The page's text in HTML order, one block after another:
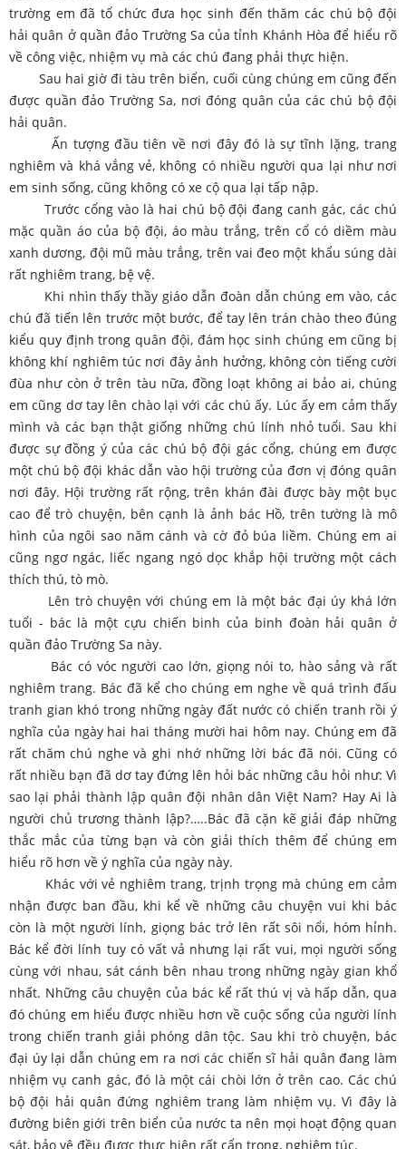
trường em đã tổ chức đưa học sinh đến thăm các chú bộ đội
hải quân ở quần đảo Trường Sa của tỉnh Khánh Hòa để hiểu rõ
về công việc, nhiệm vụ mà các chú đang phải thực hiện.
Sau hai giờ đi tàu trên biển, cuối cùng chúng em cũng đến
được quần đảo Trường Sa, nơi đóng quân của các chú bộ đội
hải quân.
Ấn tượng đầu tiên về nơi đây đó là sự tĩnh lặng, trang
nghiêm và khá vắng vẻ, không có nhiều người qua lại như nơi
em sinh sống, cũng không có xe cộ qua lại tấp nập.
Trước cổng vào là hai chú bộ đội đang canh gác, các chú
mặc quần áo của bộ đội, áo màu trắng, trên cổ có diềm màu
xanh dương, đội mũ màu trắng, trên vai đeo một khẩu súng dài
rất nghiêm trang, bệ vệ.
Khi nhìn thấy thầy giáo dẫn đoàn dẫn chúng em vào, các
chú đã tiến lên trước một bước, để tay lên trán chào theo đúng
kiểu quy định trong quân đội, đám học sinh chúng em cũng bị
không khí nghiêm túc nơi đây ảnh hưởng, không còn tiếng cười
đùa như còn ở trên tàu nữa, đồng loạt không ai bảo ai, chúng
em cũng dơ tay lên chào lại với các chú ấy. Lúc ấy em cảm thấy
mình và các bạn thật giống những chú lính nhỏ tuổi. Sau khi
được sự đồng ý của các chú bộ đội gác cổng, chúng em được
một chú bộ đội khác dẫn vào hội trường của đơn vị đóng quân
nơi đây. Hội trường rất rộng, trên khán đài được bày một bục
cao để trò chuyện, bên cạnh là ảnh bác Hồ, trên tường là mô
hình của ngôi sao năm cánh và cờ đỏ búa liềm. Chúng em ai
cũng ngơ ngác, liếc ngang ngó dọc khắp hội trường một cách
thích thú, tò mò.
Lên trò chuyện với chúng em là một bác đại úy khá lớn
tuổi - bác là một cựu chiến binh của binh đoàn hải quân ở
quần đảo Trường Sa này.
Bác có vóc người cao lớn, giọng nói to, hào sảng và rất
nghiêm trang. Bác đã kể cho chúng em nghe về quá trình đấu
tranh gian khó trong những ngày đất nước có chiến tranh rồi ý
nghĩa của ngày hai hai tháng mười hai hôm nay. Chúng em đã
rất chăm chú nghe và ghi nhớ những lời bác đã nói. Cũng có
rất nhiều bạn đã dơ tay đứng lên hỏi bác những câu hỏi như: Vì
sao lại phải thành lập quân đội nhân dân Việt Nam? Hay Ai là
người chủ trương thành lập?…..Bác đã cặn kẽ giải đáp những
thắc mắc của từng bạn và còn giải thích thêm để chúng em
hiểu rõ hơn về ý nghĩa của ngày này.
Khác với vẻ nghiêm trang, trịnh trọng mà chúng em cảm
nhận được ban đầu, khi kể về những câu chuyện vui khi bác
còn là một người lính, giọng bác trở lên rất sôi nổi, hóm hỉnh.
Bác kể đời lính tuy có vất vả nhưng lại rất vui, mọi người sống
cùng với nhau, sát cánh bên nhau trong những ngày gian khổ
nhất. Những câu chuyện của bác kể rất thú vị và hấp dẫn, qua
đó chúng em hiểu được nhiều hơn về cuộc sống của người lính
trong chiến tranh giải phóng dân tộc. Sau khi trò chuyện, bác
đại úy lại dẫn chúng em ra nơi các chiến sĩ hải quân đang làm
nhiệm vụ canh gác, đó là một cái chòi lớn ở trên cao. Các chú
bộ đội hải quân đứng nghiêm trang làm nhiệm vụ. Vì đây là
đường biên giới trên biển của nước ta nên mọi hoạt động quan
sát, bảo vệ đều được thực hiện rất cẩn trọng, nghiêm túc.